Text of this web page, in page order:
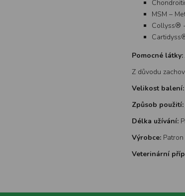
MSM –
Collyss®
Pomocné látky:
Z důvodu
Velikost balení:
Způsob použití:
Délka užívání:
Výrobce:
Veterinární